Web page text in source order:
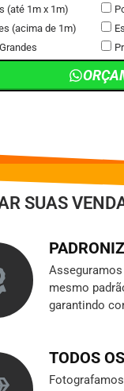
(até 1m x 1m)
(acima de 1m)
SUAS
mesmo
garantindo
TODOS